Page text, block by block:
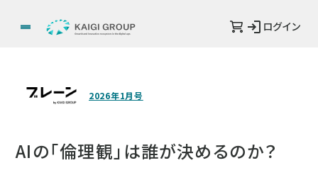
ログイン
2026年1月号
AIの「倫理観」は誰が決めるのか？